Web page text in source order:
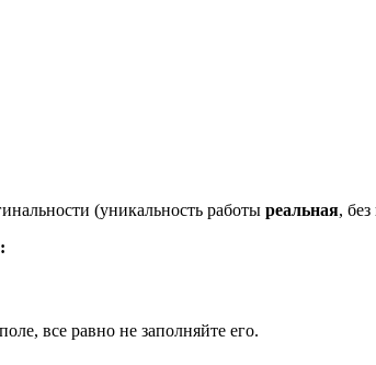
(уникальность работы реальная,
все равно не заполняйте его.